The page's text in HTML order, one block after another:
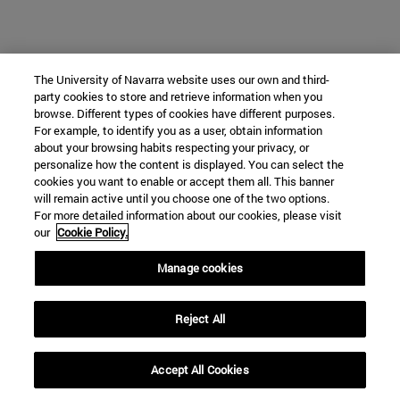
The University of Navarra website uses our own and third-
party cookies to store and retrieve information when you
browse. Different types of cookies have different purposes.
For example, to identify you as a user, obtain information
about your browsing habits respecting your privacy, or
personalize how the content is displayed. You can select the
cookies you want to enable or accept them all. This banner
will remain active until you choose one of the two options.
For more detailed information about our cookies, please visit
our Cookie Policy.
Manage cookies
Reject All
Accept All Cookies